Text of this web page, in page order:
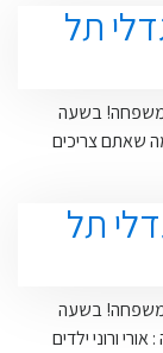
תל
המשפחה! בשעה
שאתם צריכים
תל
המשפחה! בשעה
ורוני ילדים